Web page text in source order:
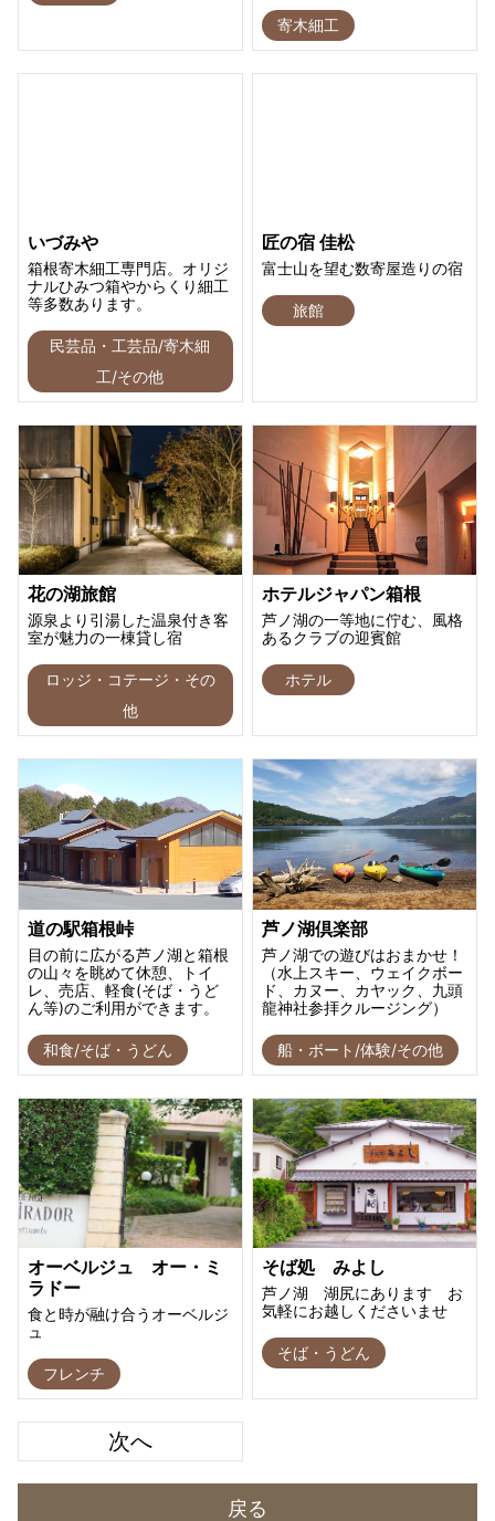
寄木細工
いづみや
箱根寄木細工専門店。オリジ
ナルひみつ箱やからくり細工
等多数あります。
民芸品・工芸品/寄木細
工/その他
匠の宿 佳松
富士山を望む数寄屋造りの宿
旅館
花の湖旅館
源泉より引湯した温泉付き客
室が魅力の一棟貸し宿
ロッジ・コテージ・その
他
ホテルジャパン箱根
芦ノ湖の一等地に佇む、風格
あるクラブの迎賓館
ホテル
道の駅箱根峠
目の前に広がる芦ノ湖と箱根
の山々を眺めて休憩、トイ
レ、売店、軽食(そば・うど
ん等)のご利用ができます。
和食/そば・うどん
芦ノ湖倶楽部
芦ノ湖での遊びはおまかせ！
（水上スキー、ウェイクボー
ド、カヌー、カヤック、九頭
龍神社参拝クルージング）
船・ボート/体験/その他
オーベルジュ オー・ミ
ラドー
食と時が融け合うオーベルジ
ュ
フレンチ
そば処 みよし
芦ノ湖 湖尻にあります お
気軽にお越しくださいませ
そば・うどん
次へ
戻る